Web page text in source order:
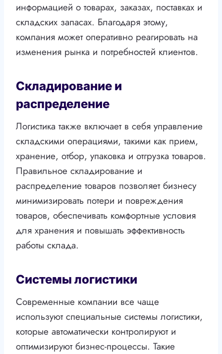
информацией о товарах, заказах, поставках и
складских запасах. Благодаря этому,
компания может оперативно реагировать на
изменения рынка и потребностей клиентов.
Складирование и
распределение
Логистика также включает в себя управление
складскими операциями, такими как прием,
хранение, отбор, упаковка и отгрузка товаров.
Правильное складирование и
распределение товаров позволяет бизнесу
минимизировать потери и повреждения
товаров, обеспечивать комфортные условия
для хранения и повышать эффективность
работы склада.
Системы логистики
Современные компании все чаще
используют специальные системы логистики,
которые автоматически контролируют и
оптимизируют бизнес-процессы. Такие